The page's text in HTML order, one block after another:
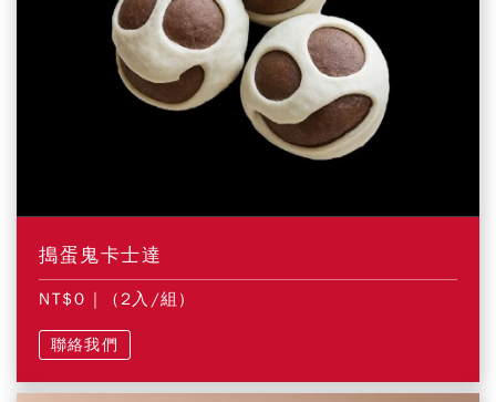
搗蛋鬼卡士達
NT$0 | (2入/組)
聯絡我們